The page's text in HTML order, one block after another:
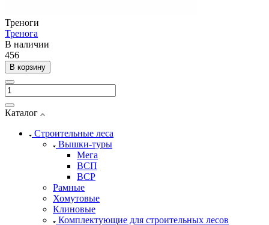
Треноги
Тренога
В наличии
456
В корзину
Каталог
Строительные леса
Вышки-туры
Мега
ВСП
ВСР
Рамные
Хомутовые
Клиновые
Комплектующие для строительных лесов